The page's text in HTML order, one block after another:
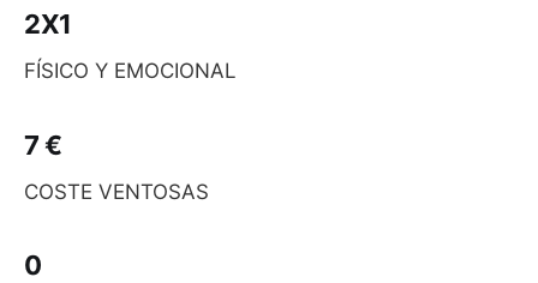
2X1
FÍSICO Y EMOCIONAL
7 €
COSTE VENTOSAS
0